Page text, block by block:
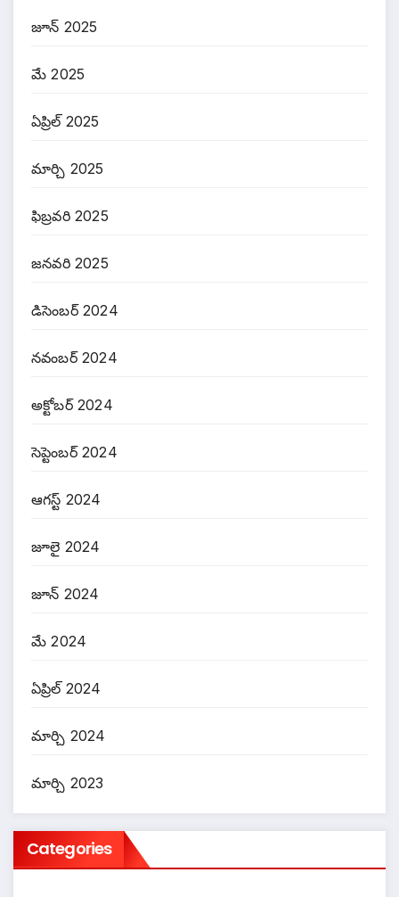
జూన్ 2025
మే 2025
ఏప్రిల్ 2025
మార్చి 2025
ఫిబ్రవరి 2025
జనవరి 2025
డిసెంబర్ 2024
నవంబర్ 2024
అక్టోబర్ 2024
సెప్టెంబర్ 2024
ఆగస్ట్ 2024
జూలై 2024
జూన్ 2024
మే 2024
ఏప్రిల్ 2024
మార్చి 2024
మార్చి 2023
Categories